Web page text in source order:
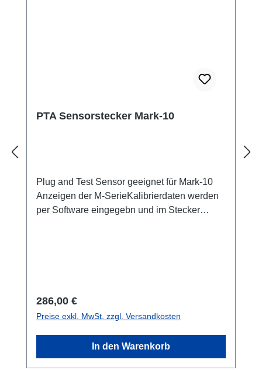
PTA Sensorstecker Mark-10
Plug and Test Sensor geeignet für Mark-10
Anzeigen der M-SerieKalibrierdaten werden
per Software eingegebn und im Stecker
Regulärer Preis:
286,00 €
Preise exkl. MwSt. zzgl. Versandkosten
In den Warenkorb